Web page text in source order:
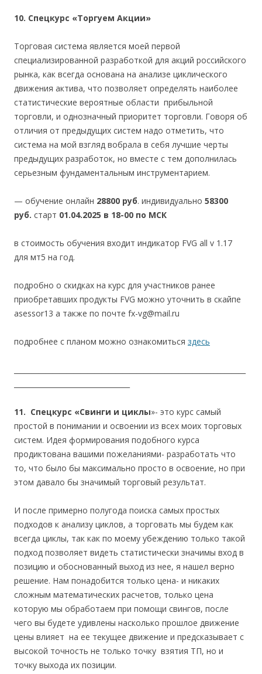
10. Спецкурс «Торгуем Акции»
Торговая система является моей первой
специализированной разработкой для акций российского
рынка, как всегда основана на анализе циклического
движения актива, что позволяет определять наиболее
статистические вероятные области прибыльной
торговли, и однозначный приоритет торговли. Говоря об
отличия от предыдущих систем надо отметить, что
система на мой взгляд вобрала в себя лучшие черты
предыдущих разработок, но вместе с тем дополнилась
серьезным фундаментальным инструментарием.
— обучение онлайн 28800 руб. индивидуально 58300
руб. старт 01.04.2025 в 18-00 по МСК
в стоимость обучения входит индикатор FVG all v 1.17
для мт5 на год.
подробно о скидках на курс для участников ранее
приобретавших продукты FVG можно уточнить в скайпе
asessor13 а также по почте fx-vg@mail.ru
подробнее с планом можно ознакомиться здесь
11. Спецкурс «Свинги и циклы»- это курс самый
простой в понимании и освоении из всех моих торговых
систем. Идея формирования подобного курса
продиктована вашими пожеланиями- разработать что
то, что было бы максимально просто в освоение, но при
этом давало бы значимый торговый результат.
И после примерно полугода поиска самых простых
подходов к анализу циклов, а торговать мы будем как
всегда циклы, так как по моему убеждению только такой
подход позволяет видеть статистически значимы вход в
позицию и обоснованный выход из нее, я нашел верно
решение. Нам понадобится только цена- и никаких
сложным математических расчетов, только цена
которую мы обработаем при помощи свингов, после
чего вы будете удивлены насколько прошлое движение
цены влияет на ее текущее движение и предсказывает с
высокой точность не только точку взятия ТП, но и
точку выхода их позиции.